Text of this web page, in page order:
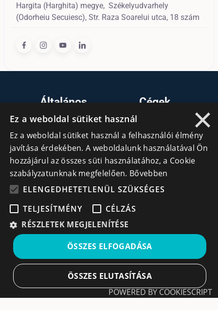
Hargita (Harghita) megye, Székelyudvarhely
(Odorheiu Secuiesc), Str. Raza Soarelui utca, 18 szám
Általános
Kezdőlap
Tudásfórum
Partnerek
Szervezetek
Kapcsolat
Cégek
Regisztráció
Bejelentkezés
Cégek
Lépj kapcsolatba velünk
×
Ez a weboldal sütiket használ
Ez a weboldal sütiket használ a felhasználói élmény
javítása érdekében. A weboldalunk használatával Ön
hozzájárul az összes süti használatához, a Cookie
szabályzatunknak megfelelően. Bővebben
ELENGEDHETETLENÜL SZÜKSÉGES
TELJESÍTMÉNY
CÉLZÁS
RÉSZLETEK MEGJELENÍTÉSE
ÖSSZES ELFOGADÁSA
ÖSSZES ELUTASÍTÁSA
POWERED BY COOKIESCRIPT